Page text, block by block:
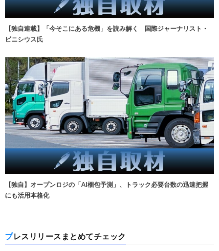
【独自連載】「今そこにある危機」を読み解く 国際ジャーナリスト・
ビニシウス氏
【独自】オープンロジの「AI梱包予測」、トラック必要台数の迅速把握
にも活用本格化
プレスリリースまとめてチェック